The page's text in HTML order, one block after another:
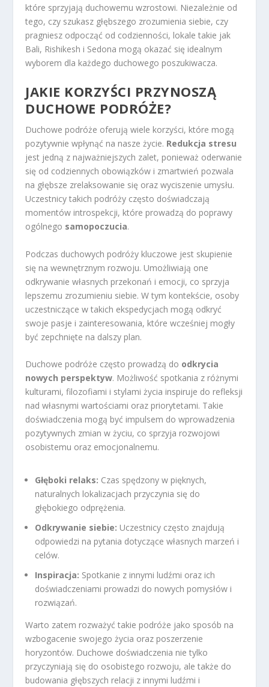
które sprzyjają duchowemu wzrostowi. Niezależnie od
tego, czy szukasz głębszego zrozumienia siebie, czy
pragniesz odpocząć od codzienności, lokale takie jak
Bali, Rishikesh i Sedona mogą okazać się idealnym
wyborem dla każdego duchowego poszukiwacza.
JAKIE KORZYŚCI PRZYNOSZĄ
DUCHOWE PODRÓŻE?
Duchowe podróże oferują wiele korzyści, które mogą
pozytywnie wpłynąć na nasze życie. Redukcja stresu
jest jedną z najważniejszych zalet, ponieważ oderwanie
się od codziennych obowiązków i zmartwień pozwala
na głębsze zrelaksowanie się oraz wyciszenie umysłu.
Uczestnicy takich podróży często doświadczają
momentów introspekcji, które prowadzą do poprawy
ogólnego samopoczucia.
Podczas duchowych podróży kluczowe jest skupienie
się na wewnętrznym rozwoju. Umożliwiają one
odkrywanie własnych przekonań i emocji, co sprzyja
lepszemu zrozumieniu siebie. W tym kontekście, osoby
uczestniczące w takich ekspedycjach mogą odkryć
swoje pasje i zainteresowania, które wcześniej mogły
być zepchnięte na dalszy plan.
Duchowe podróże często prowadzą do odkrycia
nowych perspektyw. Możliwość spotkania z różnymi
kulturami, filozofiami i stylami życia inspiruje do refleksji
nad własnymi wartościami oraz priorytetami. Takie
doświadczenia mogą być impulsem do wprowadzenia
pozytywnych zmian w życiu, co sprzyja rozwojowi
osobistemu oraz emocjonalnemu.
Głęboki relaks: Czas spędzony w pięknych,
naturalnych lokalizacjach przyczynia się do
głębokiego odprężenia.
Odkrywanie siebie: Uczestnicy często znajdują
odpowiedzi na pytania dotyczące własnych marzeń i
celów.
Inspiracja: Spotkanie z innymi ludźmi oraz ich
doświadczeniami prowadzi do nowych pomysłów i
rozwiązań.
Warto zatem rozważyć takie podróże jako sposób na
wzbogacenie swojego życia oraz poszerzenie
horyzontów. Duchowe doświadczenia nie tylko
przyczyniają się do osobistego rozwoju, ale także do
budowania głębszych relacji z innymi ludźmi i